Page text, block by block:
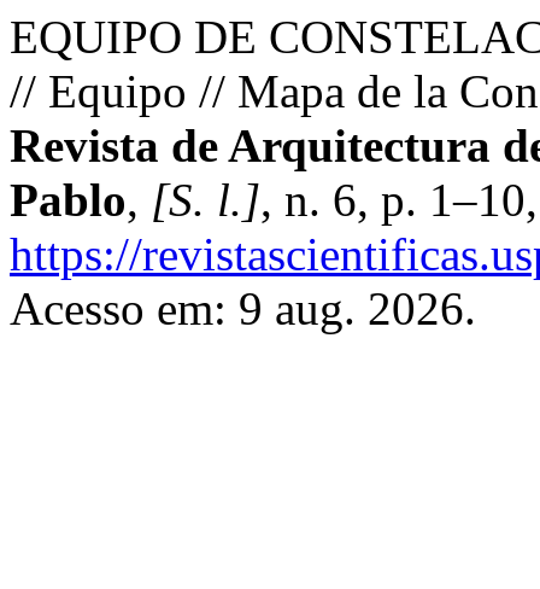
EQUIPO DE
// Equipo // Mapa de la
Revista de Arquitectura
Pablo, [S. l.], n. 6, p.
https://
Acesso em: 9 aug. 2026.